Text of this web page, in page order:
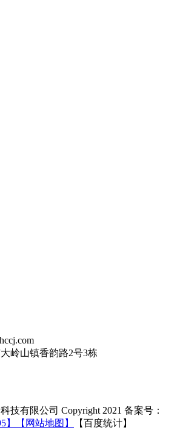
岭山镇香韵路2号3栋
技有限公司 Copyright 2021 备案号：
】
【网站地图】
【百度统计】